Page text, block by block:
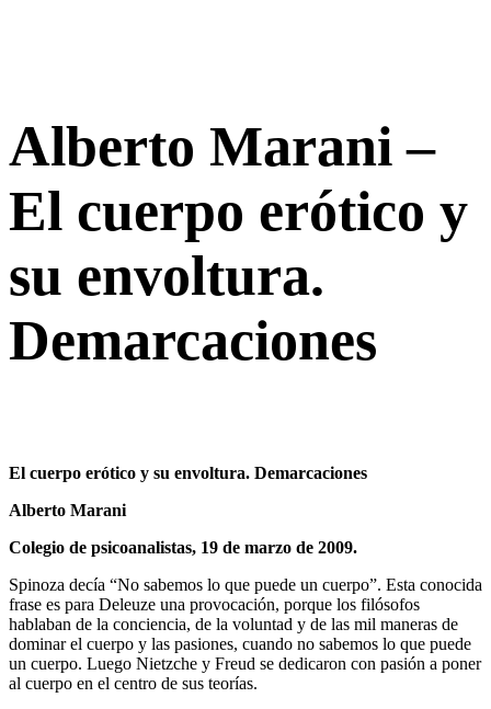
Alberto Marani –
El cuerpo erótico y
su envoltura.
Demarcaciones
El cuerpo erótico y su envoltura. Demarcaciones
Alberto Marani
Colegio de psicoanalistas, 19 de marzo de 2009.
Spinoza decía “No sabemos lo que puede un cuerpo”. Esta conocida
frase es para Deleuze una provocación, porque los filósofos
hablaban de la conciencia, de la voluntad y de las mil maneras de
dominar el cuerpo y las pasiones, cuando no sabemos lo que puede
un cuerpo. Luego Nietzche y Freud se dedicaron con pasión a poner
al cuerpo en el centro de sus teorías.